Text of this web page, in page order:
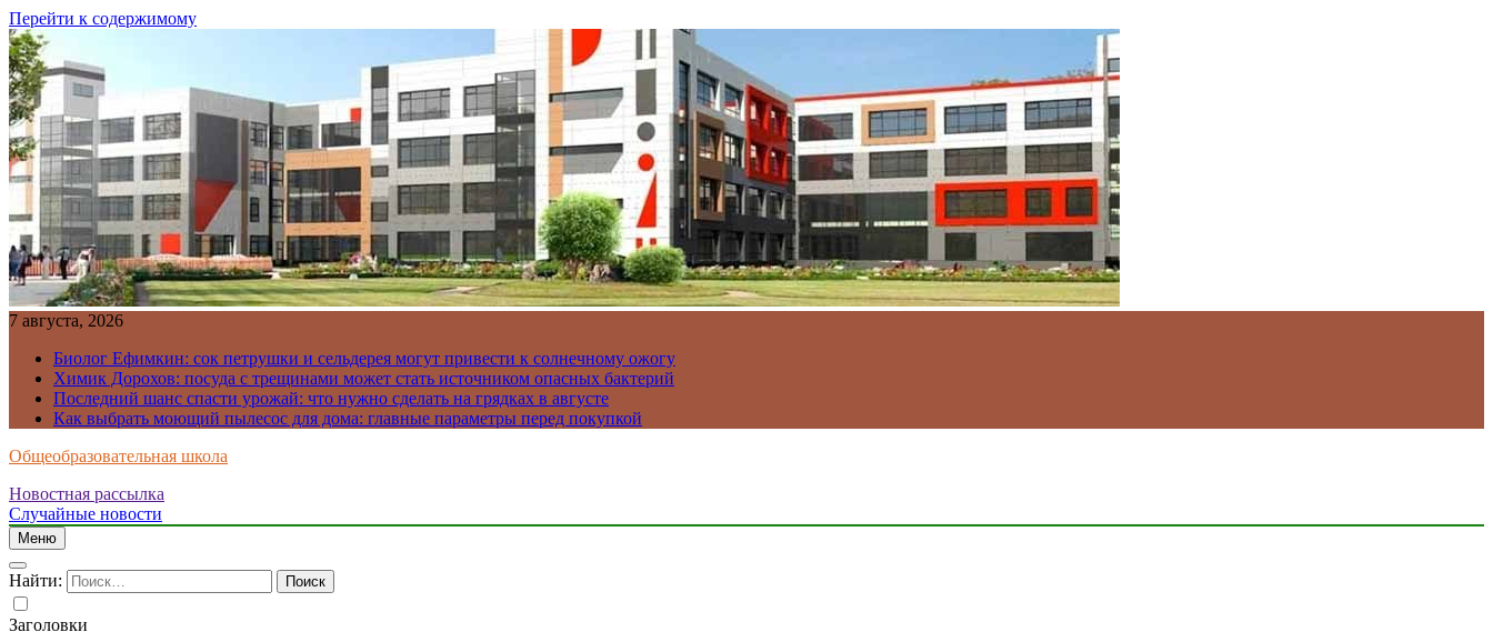
Перейти к содержимому
7 августа, 2026
Биолог Ефимкин: сок петрушки и сельдерея могут привести к солнечному ожогу
Химик Дорохов: посуда с трещинами может стать источником опасных бактерий
Последний шанс спасти урожай: что нужно сделать на грядках в августе
Как выбрать моющий пылесос для дома: главные параметры перед покупкой
Общеобразовательная школа
Новостная рассылка
Случайные новости
Меню
Найти:
Заголовки